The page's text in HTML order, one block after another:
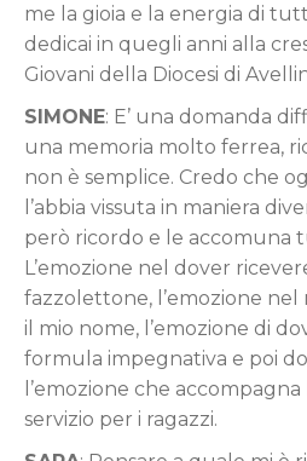
me la gioia e la energia di
dedicai in quegli anni alla
Giovani della Diocesi di
SIMONE: E’ una domanda
una memoria molto ferrea,
non è semplice. Credo che
l’abbia vissuta in maniera
però ricordo e le accomuna
L’emozione nel dover
fazzolettone, l’emozione nel
il mio nome, l’emozione di
formula impegnativa e poi
l’emozione che accompagna
servizio per i ragazzi.